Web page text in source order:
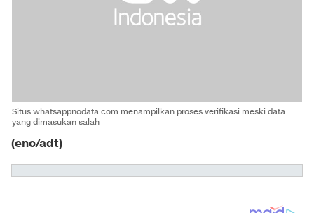
Situs whatsappnodata.com menampilkan proses verifikasi meski data
yang dimasukan salah
(eno/adt)